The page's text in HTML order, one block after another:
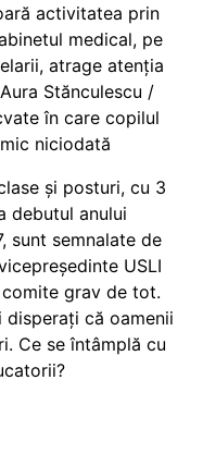
activitatea prin
medical, pe
atrage atenția
Stănculescu /
în care copilul
niciodată
și posturi, cu 3
debutul anului
sunt semnalate de
USLI
grav de tot.
disperați că oamenii
Ce se întâmplă cu